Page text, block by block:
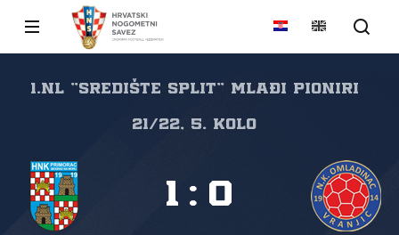
1.NL "SREDIŠTE SPLIT" Mlađi pioniri
21/22, 5. kolo
1 : 0